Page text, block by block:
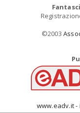
©2003
www.eadv.it -